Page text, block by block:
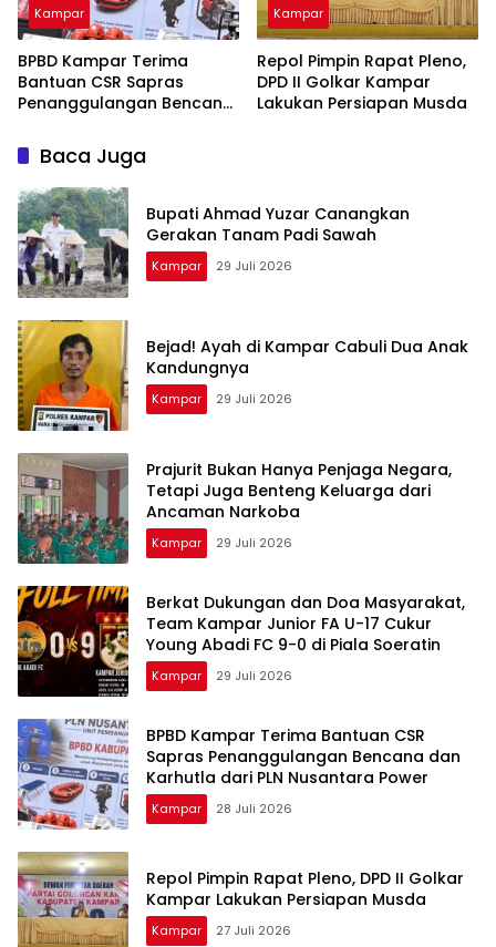
Kampar
BPBD Kampar Terima
Bantuan CSR Sapras
Penanggulangan Bencana
Nusantara Power
Kampar
Repol Pimpin Rapat Pleno,
DPD II Golkar Kampar
Lakukan Persiapan Musda
Baca Juga
Bupati Ahmad Yuzar Canangkan
Gerakan Tanam Padi Sawah
Kampar 29 Juli 2026
Bejad! Ayah di Kampar Cabuli Dua Anak
Kandungnya
Kampar 29 Juli 2026
Prajurit Bukan Hanya Penjaga Negara,
Tetapi Juga Benteng Keluarga dari
Ancaman Narkoba
Kampar 29 Juli 2026
Berkat Dukungan dan Doa Masyarakat,
Team Kampar Junior FA U-17 Cukur
Young Abadi FC 9-0 di Piala Soeratin
Kampar 29 Juli 2026
BPBD Kampar Terima Bantuan CSR
Sapras Penanggulangan Bencana dan
Karhutla dari PLN Nusantara Power
Kampar 28 Juli 2026
Repol Pimpin Rapat Pleno, DPD II Golkar
Kampar Lakukan Persiapan Musda
Kampar 27 Juli 2026